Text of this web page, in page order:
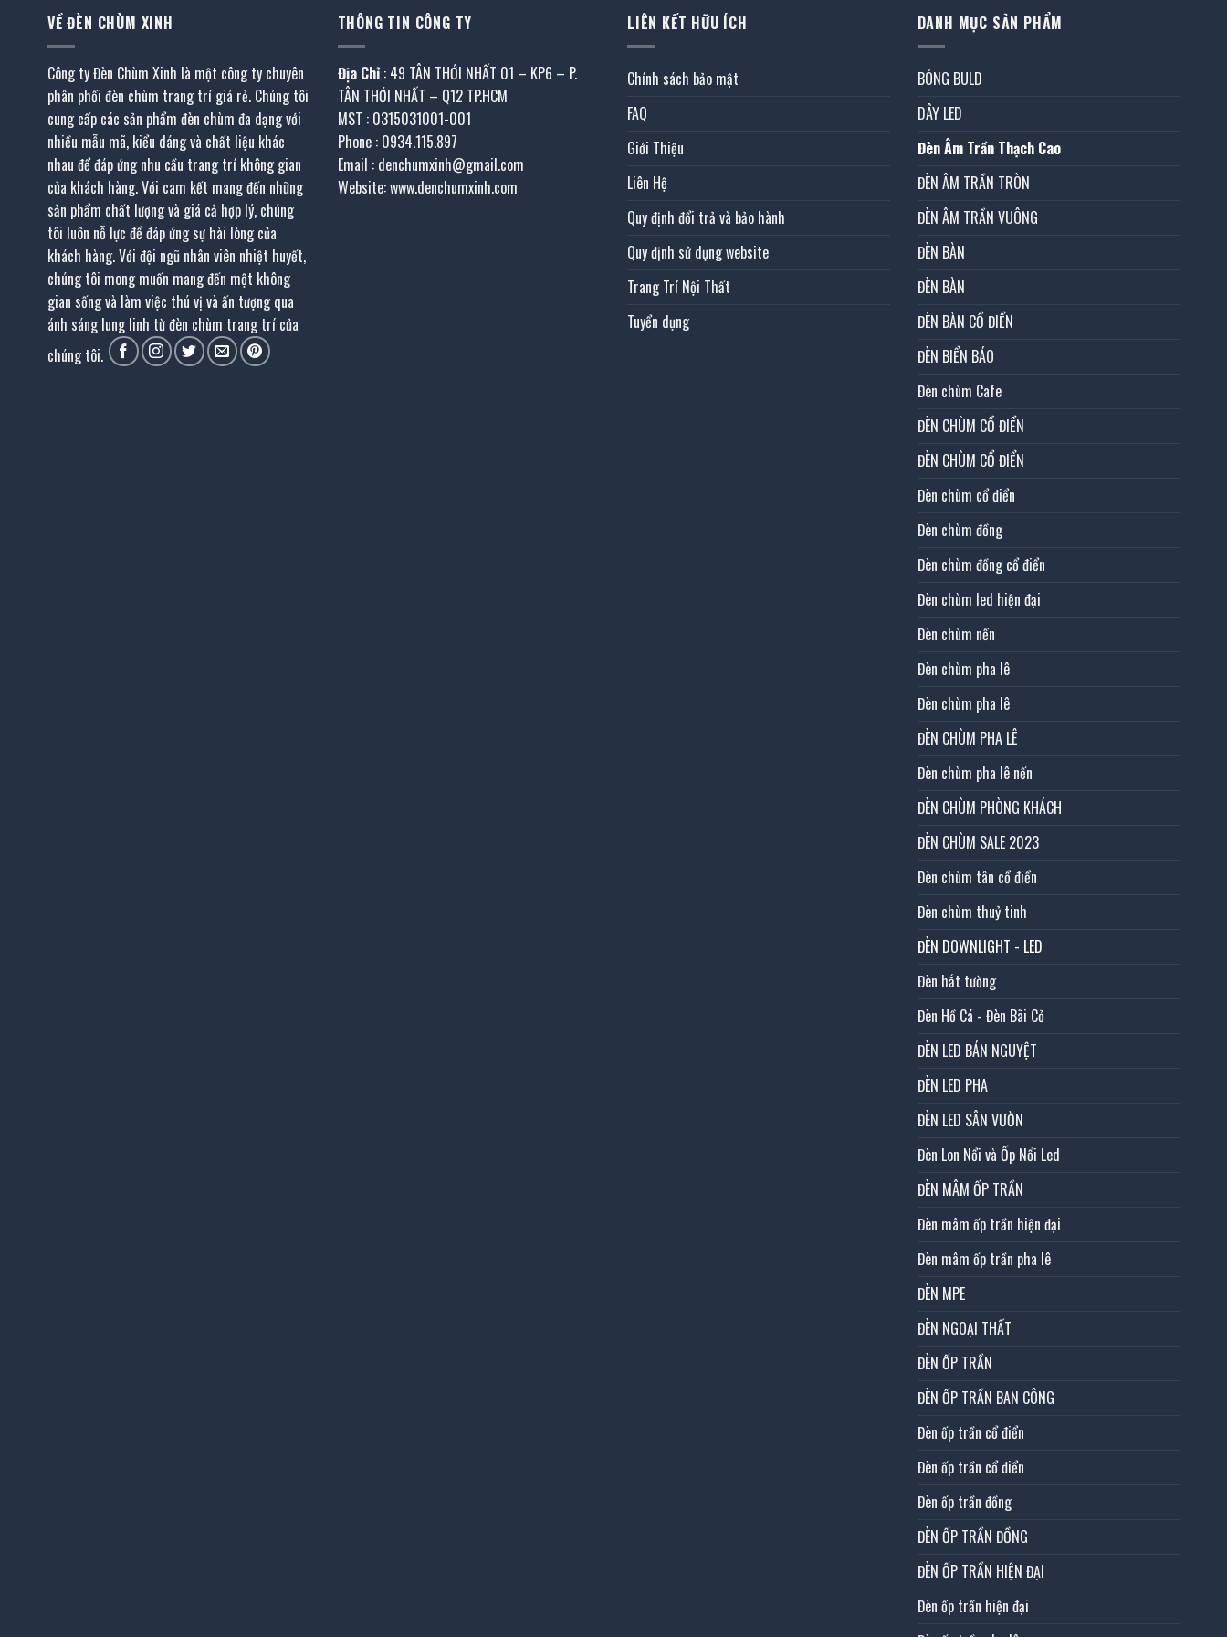
VỀ ĐÈN CHÙM XINH
Công ty Đèn Chùm Xinh là một công ty chuyên
phân phối đèn chùm trang trí giá rẻ. Chúng tôi
cung cấp các sản phẩm đèn chùm đa dạng với
nhiều mẫu mã, kiểu dáng và chất liệu khác
nhau để đáp ứng nhu cầu trang trí không gian
của khách hàng. Với cam kết mang đến những
sản phẩm chất lượng và giá cả hợp lý, chúng
tôi luôn nỗ lực để đáp ứng sự hài lòng của
khách hàng. Với đội ngũ nhân viên nhiệt huyết,
chúng tôi mong muốn mang đến một không
gian sống và làm việc thú vị và ấn tượng qua
ánh sáng lung linh từ đèn chùm trang trí của
chúng tôi.
THÔNG TIN CÔNG TY
Địa Chỉ : 49 TÂN THỚI NHẤT 01 – KP6 – P.
TÂN THỚI NHẤT – Q12 TP.HCM
MST : 0315031001-001
Phone : 0934.115.897
Email : denchumxinh@gmail.com
Website: www.denchumxinh.com
LIÊN KẾT HỮU ÍCH
Chính sách bảo mật
FAQ
Giới Thiệu
Liên Hệ
Quy định đổi trả và bảo hành
Quy định sử dụng website
Trang Trí Nội Thất
Tuyển dụng
DANH MỤC SẢN PHẨM
BÓNG BULD
DÂY LED
Đèn Âm Trần Thạch Cao
ĐÈN ÂM TRẦN TRÒN
ĐÈN ÂM TRẦN VUÔNG
ĐÈN BÀN
ĐÈN BÀN
ĐÈN BÀN CỔ ĐIỂN
ĐÈN BIỂN BÁO
Đèn chùm Cafe
ĐÈN CHÙM CỔ ĐIỂN
ĐÈN CHÙM CỔ ĐIỂN
Đèn chùm cổ điển
Đèn chùm đồng
Đèn chùm đồng cổ điển
Đèn chùm led hiện đại
Đèn chùm nến
Đèn chùm pha lê
Đèn chùm pha lê
ĐÈN CHÙM PHA LÊ
Đèn chùm pha lê nến
ĐÈN CHÙM PHÒNG KHÁCH
ĐÈN CHÙM SALE 2023
Đèn chùm tân cổ điển
Đèn chùm thuỷ tinh
ĐÈN DOWNLIGHT - LED
Đèn hắt tường
Đèn Hồ Cá - Đèn Bãi Cỏ
ĐÈN LED BÁN NGUYỆT
ĐÈN LED PHA
ĐÈN LED SÂN VƯỜN
Đèn Lon Nổi và Ốp Nổi Led
ĐÈN MÂM ỐP TRẦN
Đèn mâm ốp trần hiện đại
Đèn mâm ốp trần pha lê
ĐÈN MPE
ĐÈN NGOẠI THẤT
ĐÈN ỐP TRẦN
ĐÈN ỐP TRẦN BAN CÔNG
Đèn ốp trần cổ điển
Đèn ốp trần cổ điển
Đèn ốp trần đồng
ĐÈN ỐP TRẦN ĐỒNG
ĐÈN ỐP TRẦN HIỆN ĐẠI
Đèn ốp trần hiện đại